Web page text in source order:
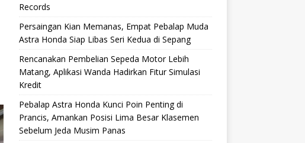
Records
Persaingan Kian Memanas, Empat Pebalap Muda
Astra Honda Siap Libas Seri Kedua di Sepang
Rencanakan Pembelian Sepeda Motor Lebih
Matang, Aplikasi Wanda Hadirkan Fitur Simulasi
Kredit
Pebalap Astra Honda Kunci Poin Penting di
Prancis, Amankan Posisi Lima Besar Klasemen
Sebelum Jeda Musim Panas